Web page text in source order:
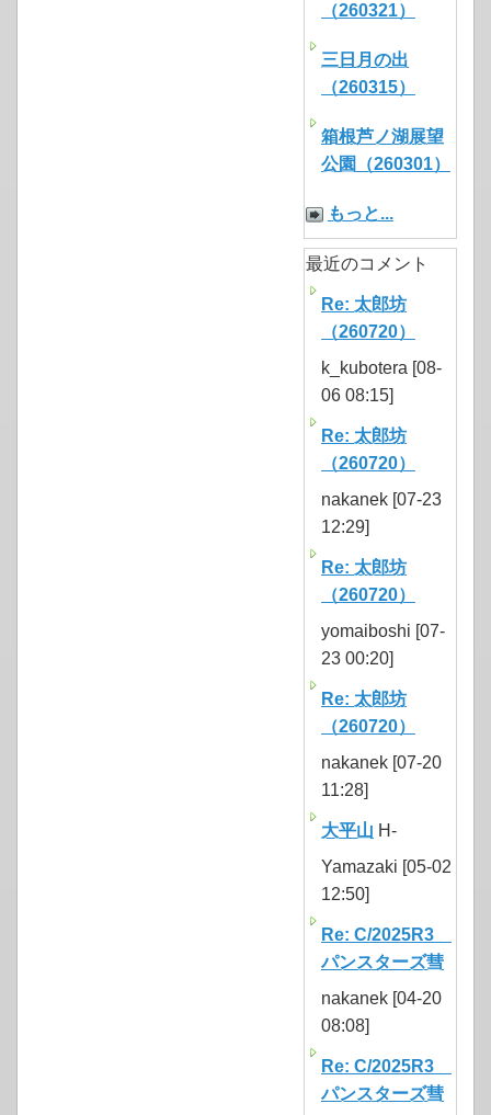
（260321）
三日月の出
（260315）
箱根芦ノ湖展望
公園（260301）
もっと...
最近のコメント
Re: 太郎坊
（260720）
k_kubotera [08-
06 08:15]
Re: 太郎坊
（260720）
nakanek [07-23
12:29]
Re: 太郎坊
（260720）
yomaiboshi [07-
23 00:20]
Re: 太郎坊
（260720）
nakanek [07-20
11:28]
大平山 H-
Yamazaki [05-02
12:50]
Re: C/2025R3
パンスターズ彗
nakanek [04-20
08:08]
Re: C/2025R3
パンスターズ彗